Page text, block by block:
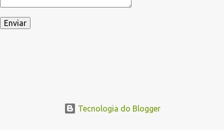
Tecnologia do Blogger